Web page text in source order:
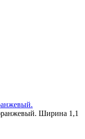
Ширина 1,1